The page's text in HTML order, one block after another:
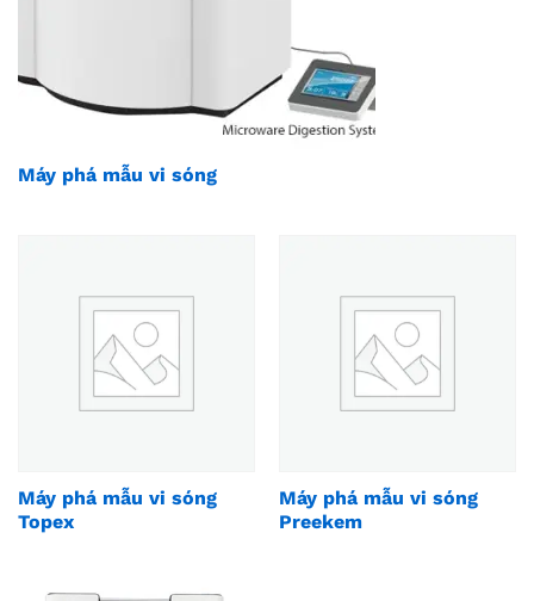
Máy phá mẫu vi sóng
Máy phá mẫu vi sóng
Topex
Máy phá mẫu vi sóng
Preekem